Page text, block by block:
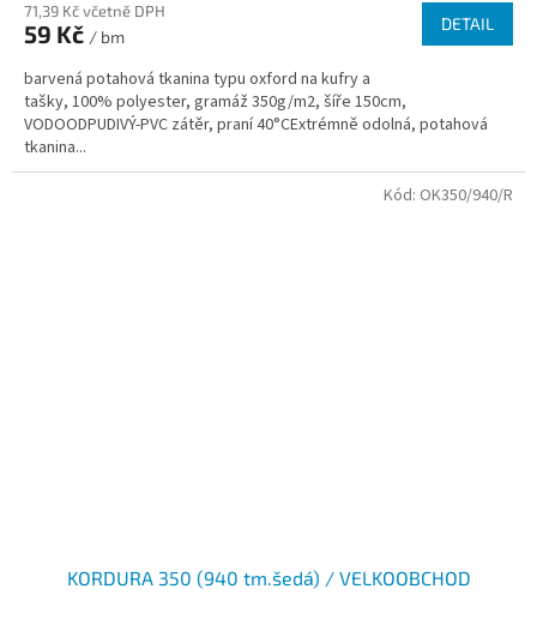
71,39 Kč včetně DPH
59 Kč / bm
DETAIL
barvená potahová tkanina typu oxford na kufry a
tašky, 100% polyester, gramáž 350g/m2, šíře 150cm,
VODOODPUDIVÝ-PVC zátěr, praní 40°CExtrémně odolná, potahová
tkanina...
KORDURA 350 (940 tm.šedá) / VELKOOBCHOD
Kód: OK350/940/R